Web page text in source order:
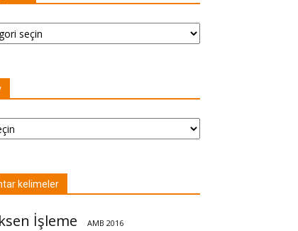
kelimeler
İşleme AMB 2016